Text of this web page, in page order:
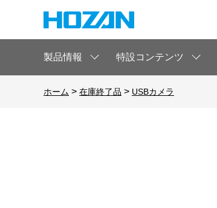
製品情報 特設コンテンツ
ホーム > 在庫終了品 > USBカメラ